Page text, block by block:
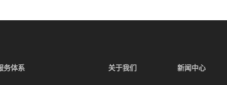
务体系 关于我们 新闻中心